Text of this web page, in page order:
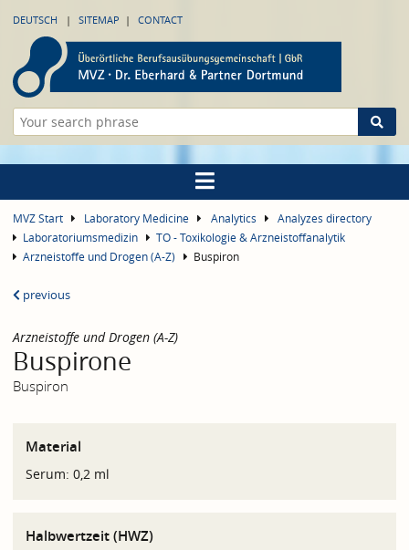
DEUTSCH SITEMAP CONTACT
MVZ Start Laboratory Medicine Analytics
Analyzes directory
Laboratoriumsmedizin
TO - Toxikologie & Arzneistoffanalytik
Arzneistoffe und Drogen (A-Z)
Buspiron
previous
Arzneistoffe und Drogen (A-Z)
Buspirone
Buspiron
Material
Serum: 0,2 ml
Halbwertzeit (HWZ)